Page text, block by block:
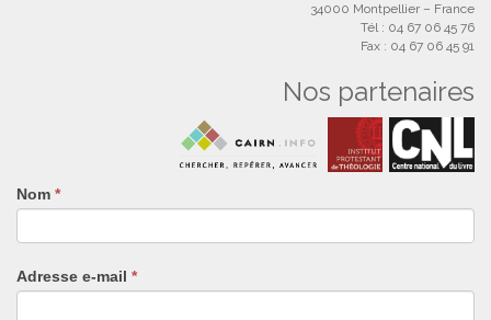
34000 Montpellier – France
Tél : 04 67 06 45 76
Fax : 04 67 06 45 91
Nos partenaires
Nom *
Adresse e-mail *
Si
vous
un
ne
remplissez